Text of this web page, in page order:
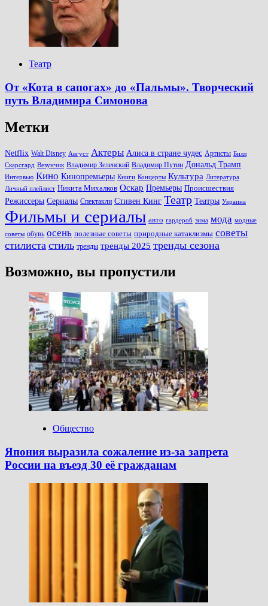
Театр
От «Кота в сапогах» до «Пальмы». Творческий
путь Владимира Симонова
Метки
Netflix Walt Disney Август Актеры Алиса в стране чудес Артисты Билл
Скарсгард Везунчик Владимир Зеленский Владимир Путин Дональд Трамп
Интервью Кино Кинопремьеры Книги Концерты Культура Литература
Личный плейлист Никита Михалков Оскар Премьеры Происшествия
Режиссеры Сериалы Спектакли Стивен Кинг Театр Театры Украина
Фильмы и сериалы авто гардероб зима мода модные
советы обувь осень полезные советы природные катаклизмы советы
стилиста стиль тренды тренды 2025 тренды сезона
Возможно, вы пропустили
Общество
Япония выразила сожаление из-за запрета
России на въезд 30 её гражданам